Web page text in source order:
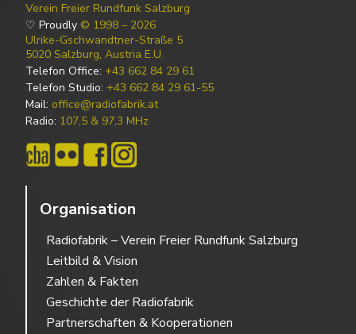
Verein Freier Rundfunk Salzburg
♡ Proudly © 1998 – 2026
Ulrike-Gschwandtner-Straße 5
5020 Salzburg, Austria E.U.
Telefon Office: +43 662 84 29 61
Telefon Studio: +43 662 84 29 61-55
Mail: office@radiofabrik.at
Radio: 107,5 & 97,3 MHz
Organisation
Radiofabrik – Verein Freier Rundfunk Salzburg
Leitbild & Vision
Zahlen & Fakten
Geschichte der Radiofabrik
Partnerschaften & Kooperationen